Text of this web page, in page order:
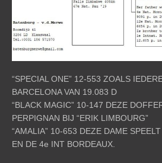
“SPECIAL ONE” 12-553 ZOALS
BARCELONA VAN 19.083 D
“BLACK MAGIC” 10-147 DEZE
PERPIGNAN BIJ “ERIK LIMBOURG”
“AMALIA” 10-653 DEZE DAME
EN DE 4e INT BORDEAUX.